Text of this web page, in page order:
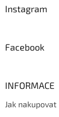
Instagram
Facebook
INFORMACE
Jak nakupovat